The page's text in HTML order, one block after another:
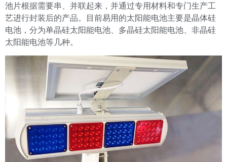
池片根据需要串、并联起来，并通过专用材料和专门生产工
艺进行封装后的产品。目前易用的太阳能电池主要是晶体硅
电池，分为单晶硅太阳能电池、多晶硅太阳能电池、非晶硅
太阳能电池等几种。